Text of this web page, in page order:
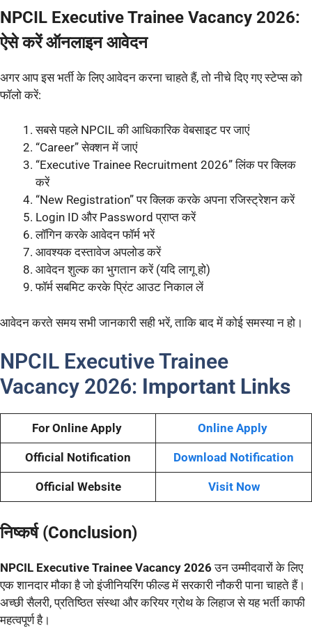
NPCIL Executive Trainee Vacancy 2026:
ऐसे करें ऑनलाइन आवेदन
अगर आप इस भर्ती के लिए आवेदन करना चाहते हैं, तो नीचे दिए गए स्टेप्स को
फॉलो करें:
सबसे पहले NPCIL की आधिकारिक वेबसाइट पर जाएं
“Career” सेक्शन में जाएं
“Executive Trainee Recruitment 2026” लिंक पर क्लिक
करें
“New Registration” पर क्लिक करके अपना रजिस्ट्रेशन करें
Login ID और Password प्राप्त करें
लॉगिन करके आवेदन फॉर्म भरें
आवश्यक दस्तावेज अपलोड करें
आवेदन शुल्क का भुगतान करें (यदि लागू हो)
फॉर्म सबमिट करके प्रिंट आउट निकाल लें
आवेदन करते समय सभी जानकारी सही भरें, ताकि बाद में कोई समस्या न हो।
NPCIL Executive Trainee
Vacancy 2026: Important Links
For Online Apply Online Apply
Official Notification Download Notification
Official Website Visit Now
निष्कर्ष (Conclusion)
NPCIL Executive Trainee Vacancy 2026उन उम्मीदवारों के लिए
एक शानदार मौका है जो इंजीनियरिंग फील्ड में सरकारी नौकरी पाना चाहते हैं।
अच्छी सैलरी, प्रतिष्ठित संस्था और करियर ग्रोथ के लिहाज से यह भर्ती काफी
महत्वपूर्ण है।